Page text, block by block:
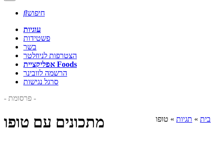
חיפוש
עוגיות
פשטידות
בשר
הצטרפות לניוזלטר
אפליקציית Foods
הרשמה לוובינר
סרגל נגישות
- פרסומת -
בית » תגיות » טופו מתכונים עם טופו